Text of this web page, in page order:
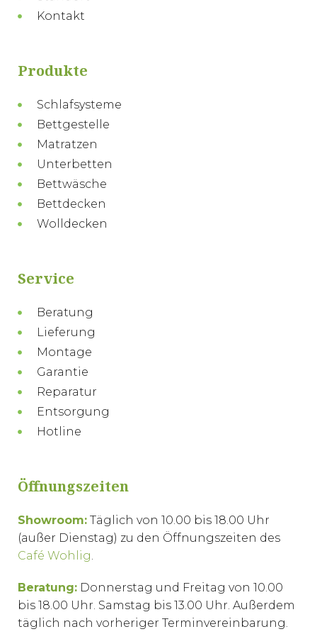
Kontakt
Produkte
Schlafsysteme
Bettgestelle
Matratzen
Unterbetten
Bettwäsche
Bettdecken
Wolldecken
Service
Beratung
Lieferung
Montage
Garantie
Reparatur
Entsorgung
Hotline
Öffnungszeiten
Showroom: Täglich von 10.00 bis 18.00 Uhr
(außer Dienstag) zu den Öffnungszeiten des
Café Wohlig.
Beratung: Donnerstag und Freitag von 10.00
bis 18.00 Uhr. Samstag bis 13.00 Uhr. Außerdem
täglich nach vorheriger Terminvereinbarung.